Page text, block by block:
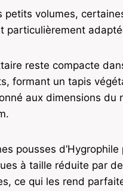
petits volumes,
particulièrement
reste compacte
formant un tapis
aux dimensions du
pousses
à taille réduite par
ce qui les rend